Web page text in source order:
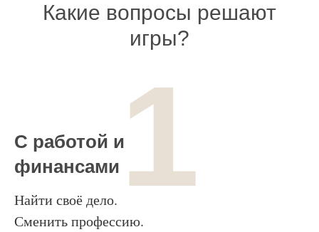
Какие вопросы решают
игры?
С работой и
финансами
Найти своё дело.
Сменить профессию.
1